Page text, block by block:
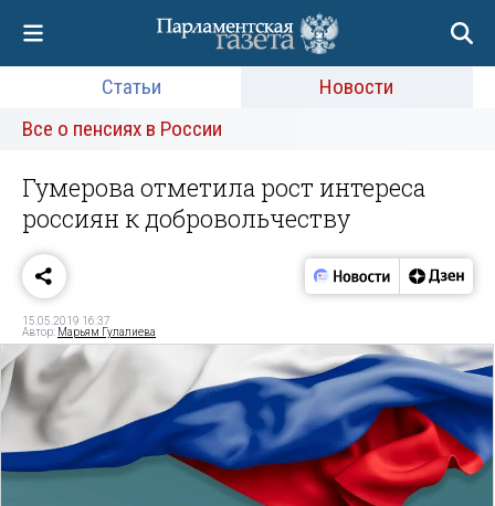
Статьи
Новости
Все о пенсиях в России
Гумерова отметила рост интереса
россиян к добровольчеству
15.05.2019 16:37
Автор: Марьям Гулалиева